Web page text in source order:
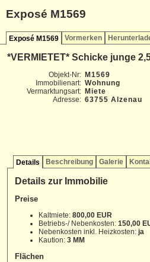
Exposé M1569
Exposé M1569 Vormerken
*VERMIETET* Schicke junge
Objekt-Nr: M1569
Immobilienart: Wohnung
Vermarktungsart: Miete
Adresse: 63755 Alzenau
Details Beschreibung Galerie
Details zur Immobilie
Preise
Kaltmiete: 800,00 EUR
Betriebs-/ Nebenkosten: 150,00
Nebenkosten inkl. Heizkosten: ja
Kaution: 3 MM
Flächen